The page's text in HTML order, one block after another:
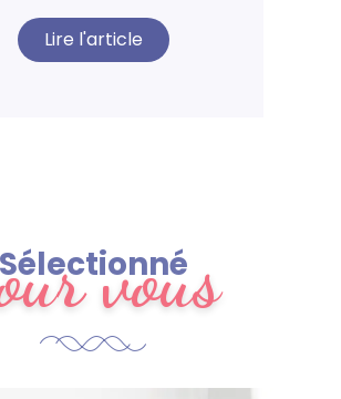
Lire l'article
Sélectionné
vous